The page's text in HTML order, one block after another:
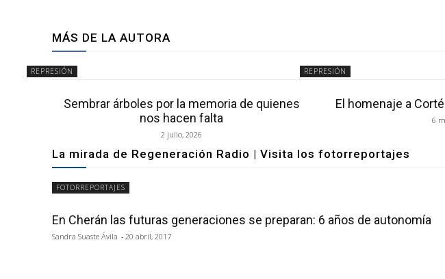
MÁS DE LA AUTORA
REPRESIÓN
Sembrar árboles por la memoria de quienes
nos hacen falta
2 julio, 2026
REPRESIÓN
El homenaje a
6
La mirada de Regeneración Radio | Visita los fotorreportajes
FOTORREPORTAJES
En Cherán las futuras generaciones se preparan: 6 años de autonomía
Sandra Suaste Ávila - 20 abril, 2017